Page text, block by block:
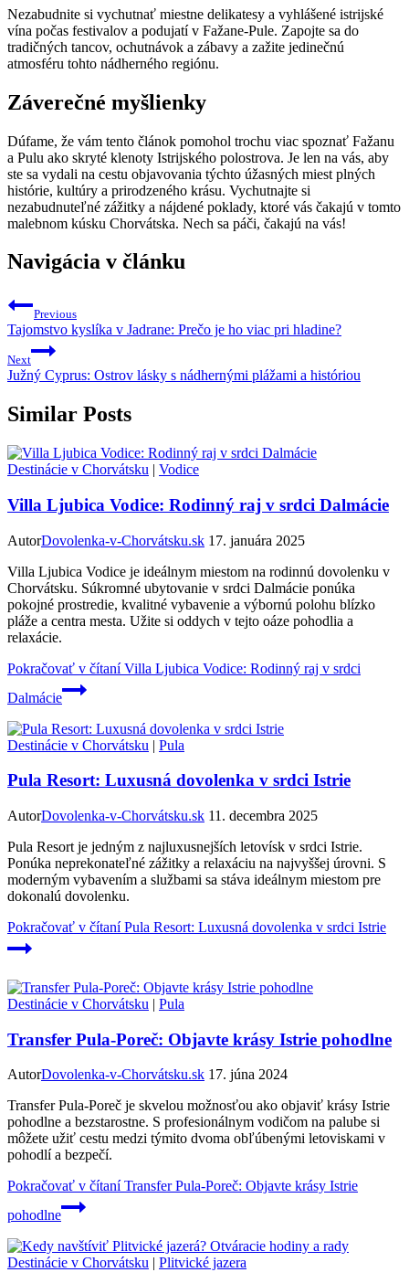
Nezabudnite si vychutnať miestne delikatesy a vyhlášené istrijské
vína počas festivalov a podujatí v Fažane-Pule. Zapojte sa do
tradičných tancov, ochutnávok a zábavy a zažite jedinečnú
atmosféru tohto nádherného regiónu.
Záverečné myšlienky
Dúfame, že vám tento článok pomohol trochu viac spoznať Fažanu
a Pulu ako skryté klenoty Istrijského polostrova. Je len na vás, aby
ste sa vydali na cestu objavovania týchto úžasných miest plných
histórie, kultúry a prirodzeného krásu. Vychutnajte si
nezabudnuteľné zážitky a nájdené poklady, ktoré vás čakajú v tomto
malebnom kúsku Chorvátska. Nech sa páči, čakajú na vás!
Navigácia v článku
Previous
Tajomstvo kyslíka v Jadrane: Prečo je ho viac pri hladine?
Next
Južný Cyprus: Ostrov lásky s nádhernými plážami a históriou
Similar Posts
Destinácie v Chorvátsku | Vodice
Villa Ljubica Vodice: Rodinný raj v srdci Dalmácie
AutorDovolenka-v-Chorvátsku.sk 17. januára 2025
Villa Ljubica Vodice je ideálnym miestom na rodinnú dovolenku v
Chorvátsku. Súkromné ubytovanie v srdci Dalmácie ponúka
pokojné prostredie, kvalitné vybavenie a výbornú polohu blízko
pláže a centra mesta. Užite si oddych v tejto oáze pohodlia a
relaxácie.
Pokračovať v čítaníVilla Ljubica Vodice: Rodinný raj v srdci
Dalmácie
Destinácie v Chorvátsku | Pula
Pula Resort: Luxusná dovolenka v srdci Istrie
AutorDovolenka-v-Chorvátsku.sk 11. decembra 2025
Pula Resort je jedným z najluxusnejších letovísk v srdci Istrie.
Ponúka neprekonateľné zážitky a relaxáciu na najvyššej úrovni. S
moderným vybavením a službami sa stáva ideálnym miestom pre
dokonalú dovolenku.
Pokračovať v čítaníPula Resort: Luxusná dovolenka v srdci Istrie
Destinácie v Chorvátsku | Pula
Transfer Pula-Poreč: Objavte krásy Istrie pohodlne
AutorDovolenka-v-Chorvátsku.sk 17. júna 2024
Transfer Pula-Poreč je skvelou možnosťou ako objaviť krásy Istrie
pohodlne a bezstarostne. S profesionálnym vodičom na palube si
môžete užiť cestu medzi týmito dvoma obľúbenými letoviskami v
pohodlí a bezpečí.
Pokračovať v čítaníTransfer Pula-Poreč: Objavte krásy Istrie
pohodlne
Destinácie v Chorvátsku | Plitvické jazera